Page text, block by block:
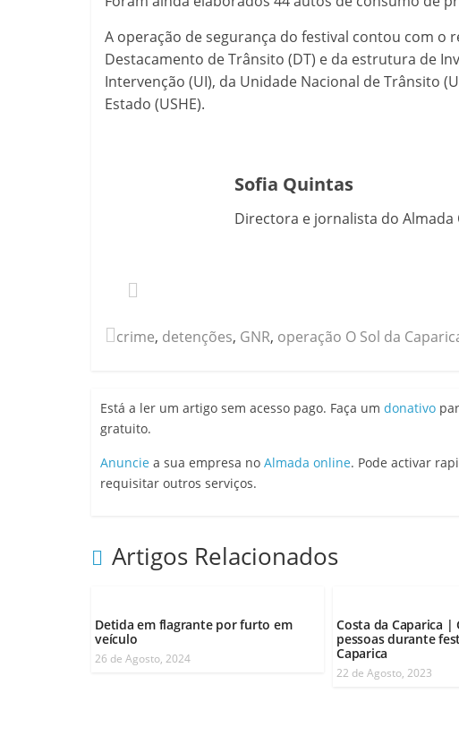
A operação de segurança do festival contou com o
Destacamento de Trânsito (DT) e da estrutura de
Intervenção (UI), da Unidade Nacional de Trânsito
Estado (USHE).
Sofia Quintas
Directora e jornalista do Almada
crime, detenções, GNR, operação O Sol da
Está a ler um artigo sem acesso pago. Faça um donativo
gratuito.
Anuncie a sua empresa no Almada online. Pode activar
requisitar outros serviços.
Artigos Relacionados
Detida em flagrante por furto em
veículo
26 de Agosto, 2024
Costa da Caparica |
pessoas durante
Caparica
22 de Agosto, 2023